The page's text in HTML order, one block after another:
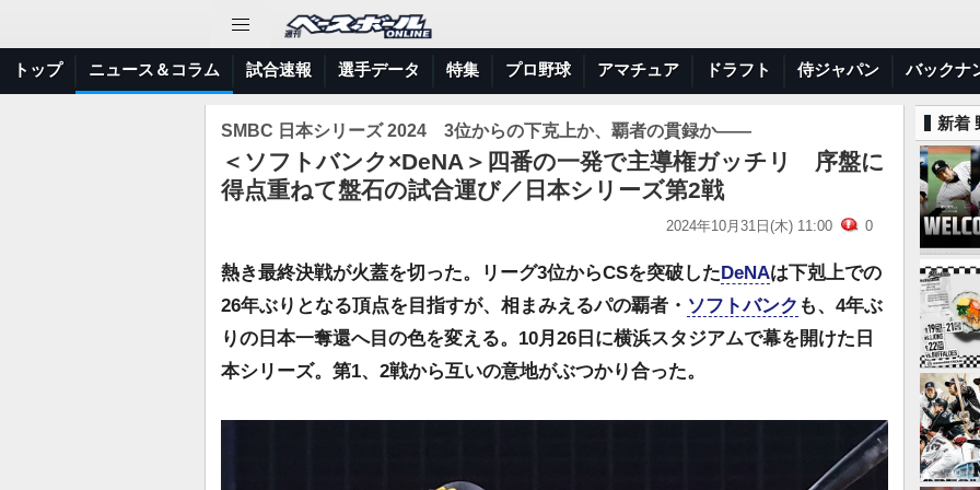
トップ ニュース＆コラム 試合速報 選手データ 特集 プロ野球 アマチュア ドラフト 侍ジャパン バックナ
SMBC 日本シリーズ 2024 3位からの下克上か、覇者の貫録か――
＜ソフトバンク×DeNA＞四番の一発で主導権ガッチリ 序盤に
得点重ねて盤石の試合運び／日本シリーズ第2戦
2024年10月31日(木) 11:00 0
熱き最終決戦が火蓋を切った。リーグ3位からCSを突破したDeNAは下剋上での
26年ぶりとなる頂点を目指すが、相まみえるパの覇者・ ソフトバンク も、4年ぶ
りの日本一奪還へ目の色を変える。10月26日に横浜スタジアムで幕を開けた日
本シリーズ。第1、2戦から互いの意地がぶつかり合った。
新着